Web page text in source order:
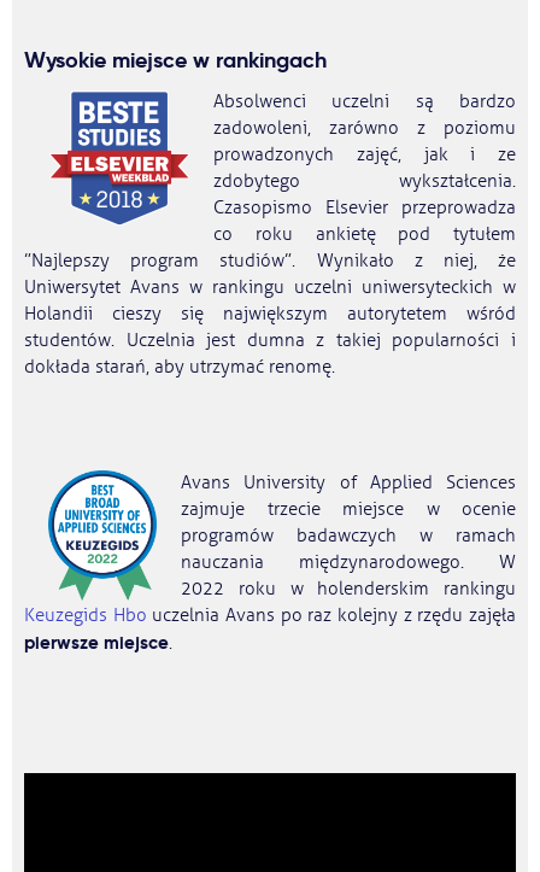
Wysokie miejsce w rankingach
Absolwenci uczelni są bardzo
zadowoleni, zarówno z poziomu
prowadzonych zajęć, jak i ze
zdobytego wykształcenia.
Czasopismo Elsevier przeprowadza
co roku ankietę pod tytułem
”Najlepszy program studiów”. Wynikało z niej, że
Uniwersytet Avans w rankingu uczelni uniwersyteckich w
Holandii cieszy się największym autorytetem wśród
studentów. Uczelnia jest dumna z takiej popularności i
dokłada starań, aby utrzymać renomę.
Avans University of Applied Sciences
zajmuje trzecie miejsce w ocenie
programów badawczych w ramach
nauczania międzynarodowego. W
2022 roku w holenderskim rankingu
Keuzegids Hbo uczelnia Avans po raz kolejny z rzędu zajęła
pierwsze miejsce.